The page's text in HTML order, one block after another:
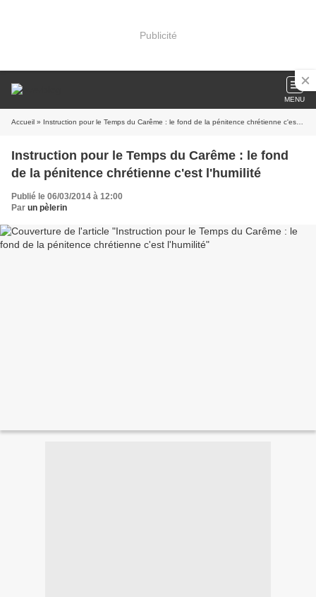
Publicité
MENU
Accueil » Instruction pour le Temps du Carême : le fond de la pénitence chrétienne c'est l'humilité
Instruction pour le Temps du Carême : le fond
de la pénitence chrétienne c'est l'humilité
Publié le 06/03/2014 à 12:00
Par un pèlerin